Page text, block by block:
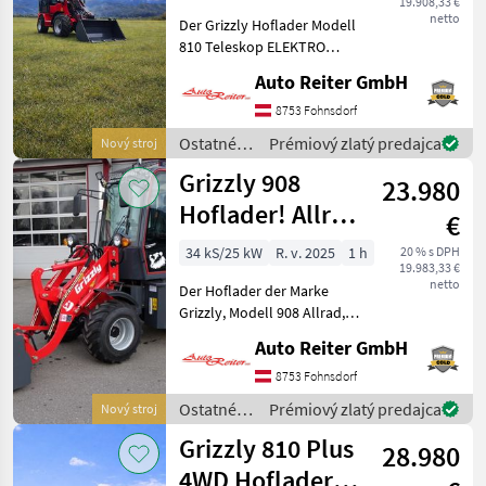
Nový stroj
mit Klappdach
netto
Der Grizzly Hoflader Modell
810 Teleskop ELEKTRO
und leistungsstarker
elektrischer Hoflader, der
sich durch seine
hervorragenden technische
Auto Reiter GmbH
8753 Fohnsdorf
Ostatné
poľnohospodárske
silové
stroje /
Grizzly
Prémiový zlatý predajca
Nový stroj
Grizzly 908
Hoflader! Allrad!
2 Jahre mobile
Garantie!
23.980
€
20 % s DPH
19.983,33 €
netto
34 kS/25 kW R. v. 2025
1 h
Der Hoflader der Marke
Grizzly, Modell 908 Allrad,
vielseitiger Helfer für Bau-,
Landschaftsarbeiten. Dieses
Modell, B
Auto Reiter GmbH
8753 Fohnsdorf
Ostatné
poľnohospodárske
silové
stroje /
Prémiový zlatý predajca
Grizzly 810 Plus
28.980